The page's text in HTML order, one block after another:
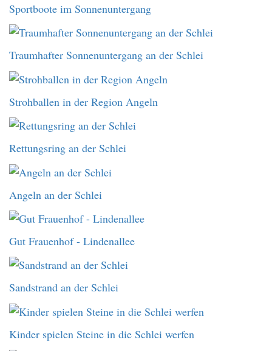
Sportboote im Sonnenuntergang
Traumhafter Sonnenuntergang an der Schlei
Strohballen in der Region Angeln
Rettungsring an der Schlei
Angeln an der Schlei
Gut Frauenhof - Lindenallee
Sandstrand an der Schlei
Kinder spielen Steine in die Schlei werfen